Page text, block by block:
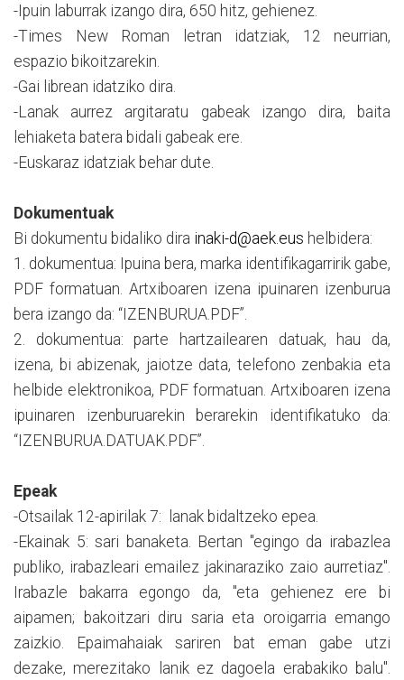
-Ipuin laburrak izango dira, 650 hitz, gehienez.
-Times New Roman letran idatziak, 12 neurrian,
espazio bikoitzarekin.
-Gai librean idatziko dira.
-Lanak aurrez argitaratu gabeak izango dira, baita
lehiaketa batera bidali gabeak ere.
-Euskaraz idatziak behar dute.
Dokumentuak
Bi dokumentu bidaliko dira inaki-d@aek.eus helbidera:
1. dokumentua: Ipuina bera, marka identifikagarririk gabe,
PDF formatuan. Artxiboaren izena ipuinaren izenburua
bera izango da: “IZENBURUA.PDF”.
2. dokumentua: parte hartzailearen datuak, hau da,
izena, bi abizenak, jaiotze data, telefono zenbakia eta
helbide elektronikoa, PDF formatuan. Artxiboaren izena
ipuinaren izenburuarekin berarekin identifikatuko da:
“IZENBURUA.DATUAK.PDF”.
Epeak
-Otsailak 12-apirilak 7: lanak bidaltzeko epea.
-Ekainak 5: sari banaketa. Bertan "egingo da irabazlea
publiko, irabazleari emailez jakinaraziko zaio aurretiaz".
Irabazle bakarra egongo da, "eta gehienez ere bi
aipamen; bakoitzari diru saria eta oroigarria emango
zaizkio. Epaimahaiak sariren bat eman gabe utzi
dezake, merezitako lanik ez dagoela erabakiko balu".